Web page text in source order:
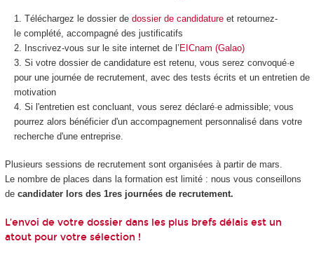
Téléchargez le dossier de dossier de candidatureet retournez-
le complété, accompagné des justificatifs
Inscrivez-vous sur le site internet de l’EICnam (Galao)
Si votre dossier de candidature est retenu, vous serez convoqué·e
pour une journée de recrutement, avec des tests écrits et un entretien de
motivation
Si l'entretien est concluant, vous serez déclaré·e admissible; vous
pourrez alors bénéficier d'un accompagnement personnalisé dans votre
recherche d'une entreprise.
Plusieurs sessions de recrutement sont organisées à partir de mars.
Le nombre de places dans la formation est limité : nous vous conseillons
de candidater lors des 1res journées de recrutement.
L’envoi de votre dossier dans les plus brefs délais est un
atout pour votre sélection !